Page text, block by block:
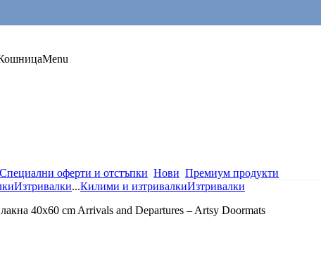
Menu
Специални оферти и отстъпки Нови Премиум продукти
Изтривалки...Килими и изтривалкиИзтривалки